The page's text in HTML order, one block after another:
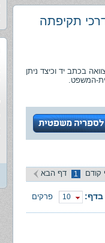
תקיפתה
בכתב יד וכיצד ניתן
המשפט.
קודם 1 דף הבא
בדף: 10 פרקים